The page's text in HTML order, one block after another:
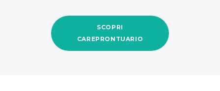
SCOPRI
CAREPRONTUARIO